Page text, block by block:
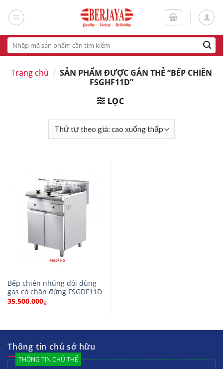
Tìm
kiếm:
Trang chủ / SẢN PHẨM ĐƯỢC GẮN THẺ “BẾP CHIÊN
FSGHF11D”
LỌC
Bếp chiên nhúng đôi dùng
gas có chân đứng FSGDF11D
35,500,000₫
Thông tin chủ sở hữu
THÔNG TIN CHỦ THỂ